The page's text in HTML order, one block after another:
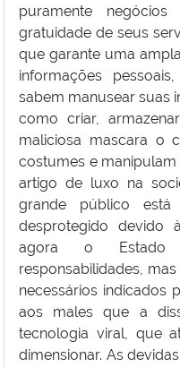
puramente
gratuidade de seus
que garante uma
informações
sabem manusear suas
como criar,
maliciosa mascara o
costumes e
artigo de luxo na
grande público
desprotegido devido
agora o Estado
responsabilidades,
necessários indicados
aos males que a
tecnologia viral, que
dimensionar. As